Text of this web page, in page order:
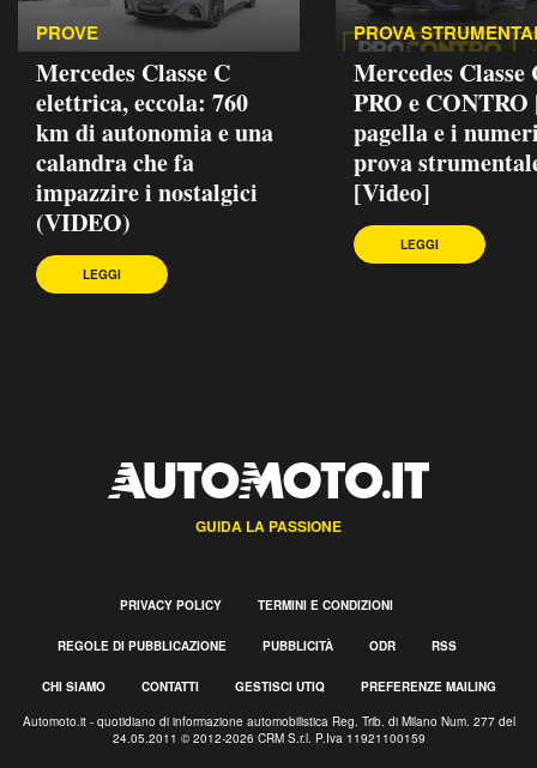
PROVE
Mercedes Classe C
elettrica, eccola: 760
km di autonomia e una
calandra che fa
impazzire i nostalgici
(VIDEO)
LEGGI
PROVA
Mercedes Classe
PRO e CONTRO
pagella e i
prova
[Video]
LEGGI
GUIDA LA PASSIONE
PRIVACY POLICY TERMINI E CONDIZIONI
REGOLE DI PUBBLICAZIONE PUBBLICITÀ ODR RSS
CHI SIAMO CONTATTI GESTISCI UTIQ PREFERENZE MAILING
Automoto.it - quotidiano di informazione automobilistica Reg. Trib. di Milano Num. 277 del
24.05.2011 © 2012-2026 CRM S.r.l. P.Iva 11921100159